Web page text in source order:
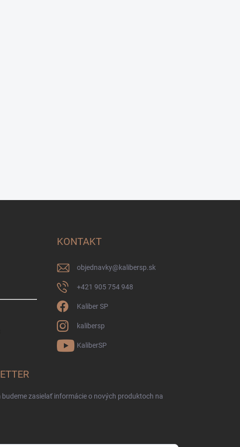
KONTAKT
objednavky@kalibersp.sk
+421 905 754 948
Kaliber SP
kalibersp
KaliberSP
budeme zasielať informácie o nových produktoch na